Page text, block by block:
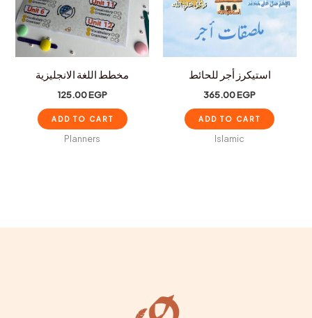
مخطط اللغة الانجليزية
125.00EGP
ADD TO CART
Planners
استيكرز أجر للحائط
365.00EGP
ADD TO CART
Islamic